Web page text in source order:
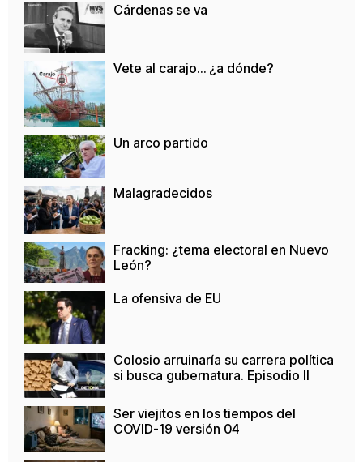
Cárdenas se va
Vete al carajo… ¿a dónde?
Un arco partido
Malagradecidos
Fracking: ¿tema electoral en Nuevo
León?
La ofensiva de EU
Colosio arruinaría su carrera política
si busca gubernatura. Episodio II
Ser viejitos en los tiempos del
COVID-19 versión 04